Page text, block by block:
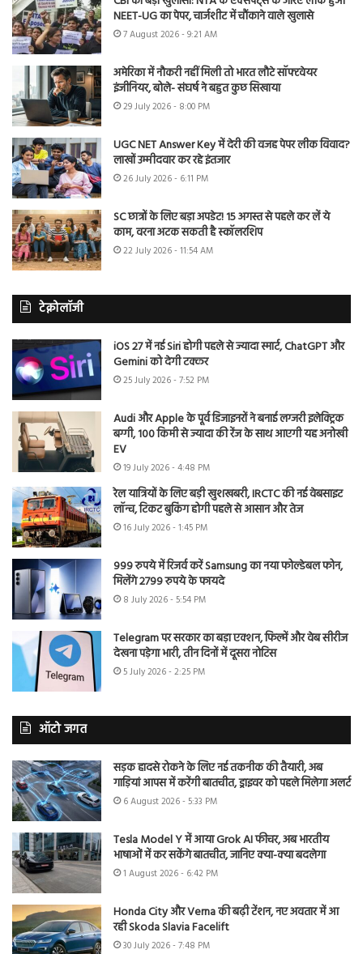
NEET-UG का पेपर, चार्जशीट में चौंकाने वाले खुलासे
7 August 2026 - 9:21 AM
अमेरिका में नौकरी नहीं मिली तो भारत लौटे सॉफ्टवेयर
इंजीनियर, बोले- संघर्ष ने बहुत कुछ सिखाया
29 July 2026 - 8:00 PM
UGC NET Answer Key में देरी की वजह पेपर लीक विवाद?
लाखों उम्मीदवार कर रहे इंतजार
26 July 2026 - 6:11 PM
SC छात्रों के लिए बड़ा अपडेट! 15 अगस्त से पहले कर लें ये
काम, वरना अटक सकती है स्कॉलरशिप
22 July 2026 - 11:54 AM
टेक्नोलॉजी
iOS 27 में नई Siri होगी पहले से ज्यादा स्मार्ट, ChatGPT और
Gemini को देगी टक्कर
25 July 2026 - 7:52 PM
Audi और Apple के पूर्व डिजाइनरों ने बनाई लग्जरी इलेक्ट्रिक
बग्गी, 100 किमी से ज्यादा की रेंज के साथ आएगी यह अनोखी
EV
19 July 2026 - 4:48 PM
रेल यात्रियों के लिए बड़ी खुशखबरी, IRCTC की नई वेबसाइट
लॉन्च, टिकट बुकिंग होगी पहले से आसान और तेज
16 July 2026 - 1:45 PM
999 रुपये में रिजर्व करें Samsung का नया फोल्डेबल फोन,
मिलेंगे 2799 रुपये के फायदे
8 July 2026 - 5:54 PM
Telegram पर सरकार का बड़ा एक्शन, फिल्में और वेब सीरीज
देखना पड़ेगा भारी, तीन दिनों में दूसरा नोटिस
5 July 2026 - 2:25 PM
ऑटो जगत
सड़क हादसे रोकने के लिए नई तकनीक की तैयारी, अब
गाड़ियां आपस में करेंगी बातचीत, ड्राइवर को पहले मिलेगा अलर्ट
6 August 2026 - 5:33 PM
Tesla Model Y में आया Grok AI फीचर, अब भारतीय
भाषाओं में कर सकेंगे बातचीत, जानिए क्या-क्या बदलेगा
1 August 2026 - 6:42 PM
Honda City और Verna की बढ़ी टेंशन, नए अवतार में आ
रही Skoda Slavia Facelift
30 July 2026 - 7:48 PM